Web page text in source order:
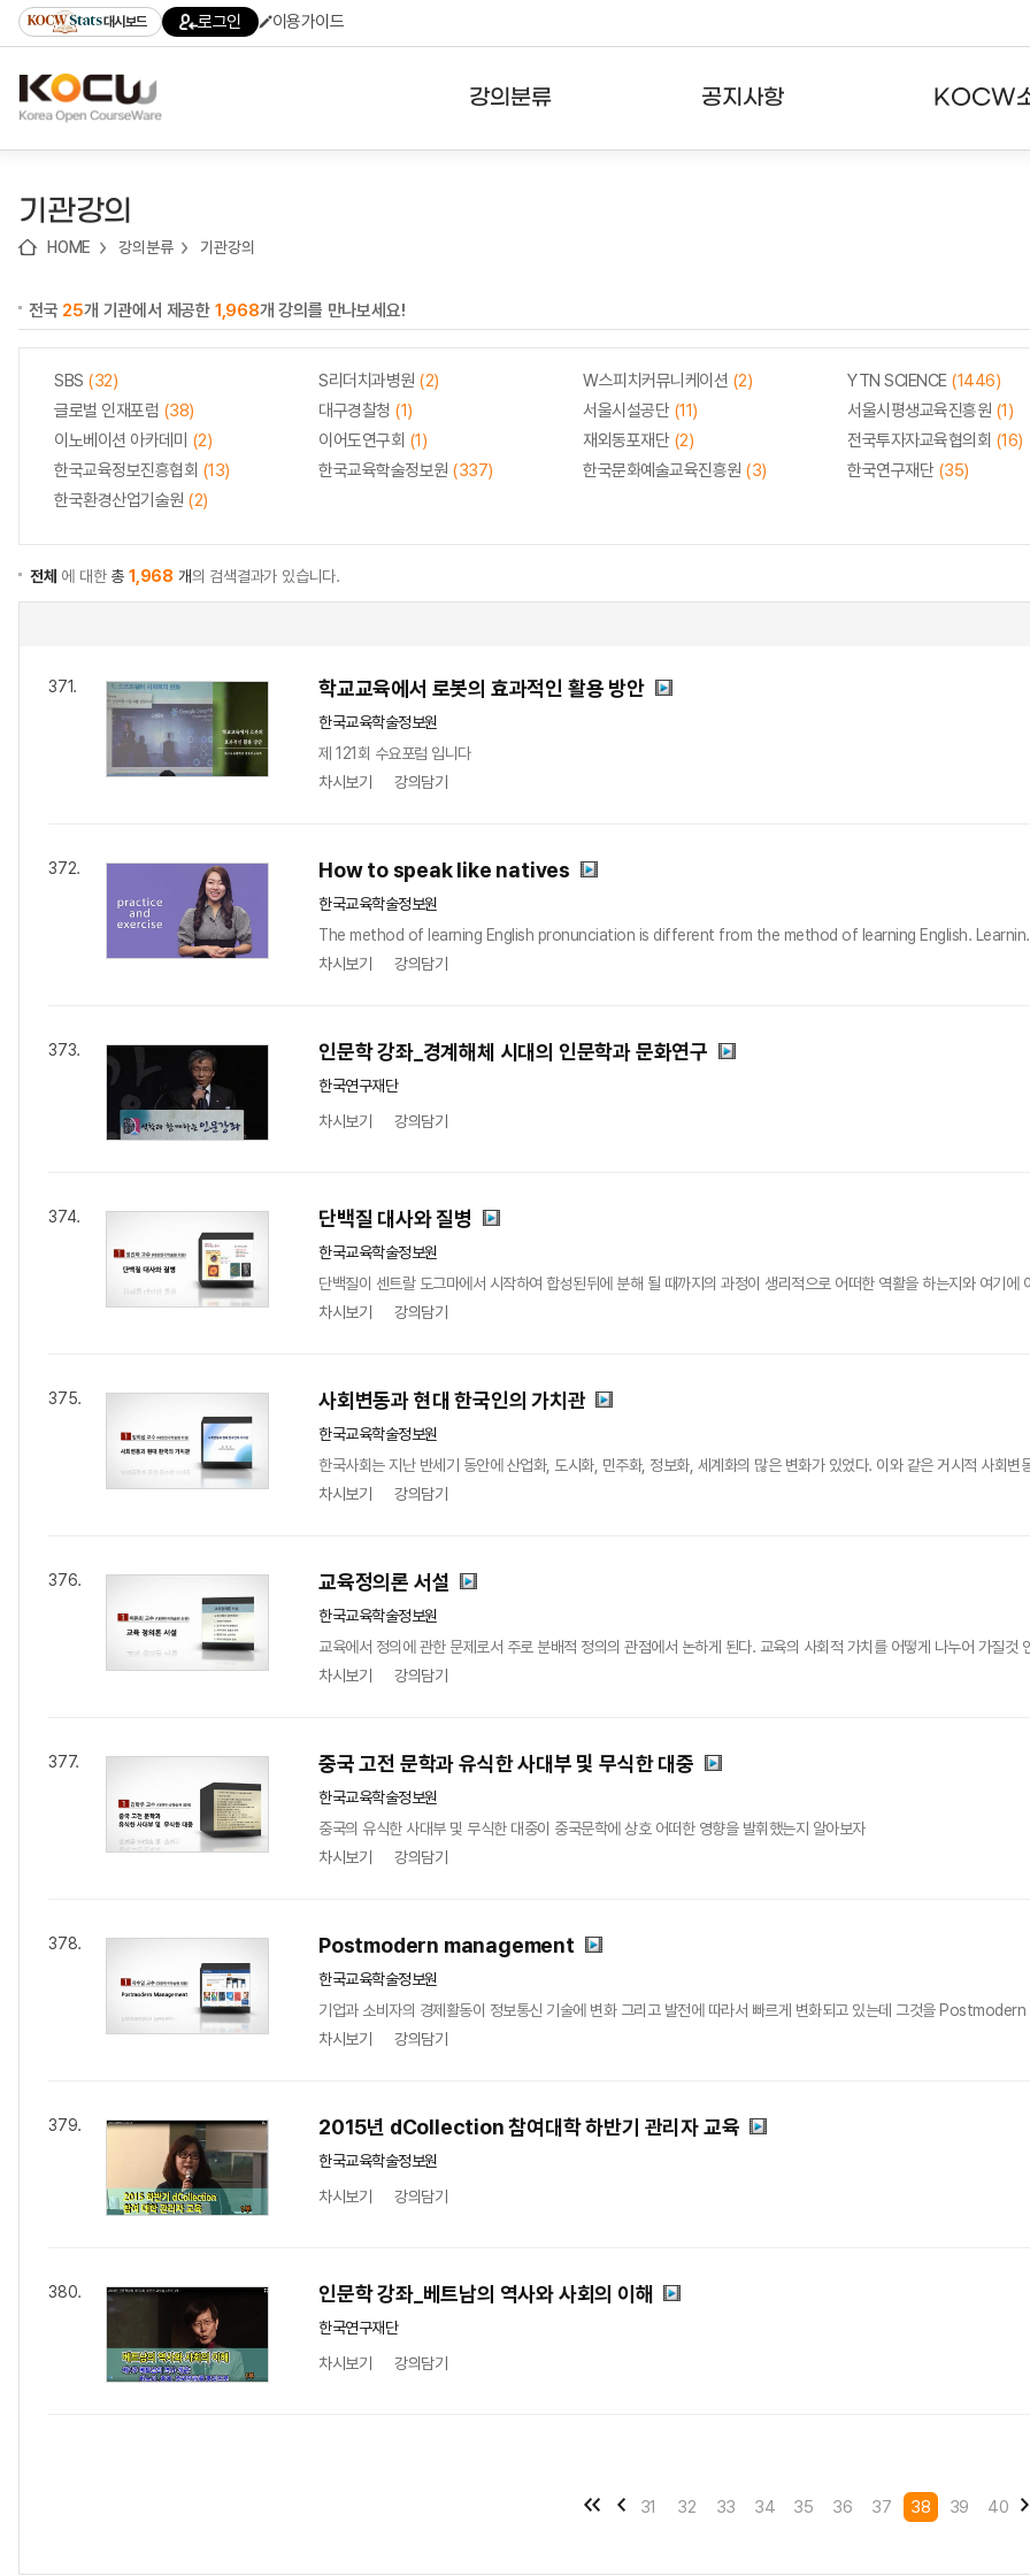
기
기
기
content)
가
대시보드 로그인 이용가이드
강의분류 공지사항 KOCW
기관강의
HOME 강의분류 기관강의
전국 25개 기관에서 제공한 1,968개 강의를 만나보세요!
SBS (32) S리더치과병원 (2) W스피치커뮤니케이션 (2) YTN SCIENCE (1446)
글로벌 인재포럼 (38) 대구경찰청 (1) 서울시설공단 (11) 서울시평생교육진흥원 (1)
이노베이션 아카데미 (2) 이어도연구회 (1) 재외동포재단 (2) 전국투자자교육협의회 (16)
한국교육정보진흥협회 (13) 한국교육학술정보원 (337) 한국문화예술교육진흥원 (3) 한국연구재단 (35)
한국환경산업기술원 (2)
전체 에 대한총1,968 개의 검색결과가 있습니다.
371. 학교교육에서 로봇의 효과적인 활용 방안
한국교육학술정보원
제 121회 수요포럼 입니다
차시보기
강의담기
372. How to speak like natives
한국교육학술정보원
The method of learning English pronunciation is different from the method of learning English.
차시보기
강의담기
373. 인문학 강좌_경계해체 시대의 인문학과 문화연구
한국연구재단
차시보기
강의담기
374. 단백질 대사와 질병
한국교육학술정보원
단백질이 센트랄 도그마에서 시작하여 합성된뒤에 분해 될 때까지의 과정이 생리적으로 어떠한 역활을 하는지와 여기
차시보기
강의담기
375. 사회변동과 현대 한국인의 가치관
한국교육학술정보원
한국사회는 지난 반세기 동안에 산업화, 도시화, 민주화, 정보화, 세계화의 많은 변화가 있었다. 이와 같은 거시적 사회
차시보기
강의담기
376. 교육정의론 서설
한국교육학술정보원
교육에서 정의에 관한 문제로서 주로 분배적 정의의 관점에서 논하게 된다. 교육의 사회적 가치를 어떻게 나누어 가질
차시보기
강의담기
377. 중국 고전 문학과 유식한 사대부 및 무식한 대중
한국교육학술정보원
중국의 유식한 사대부 및 무식한 대중이 중국문학에 상호 어떠한 영향을 발휘했는지 알아보자
차시보기
강의담기
378. Postmodern management
한국교육학술정보원
기업과 소비자의 경제활동이 정보통신 기술에 변화 그리고 발전에 따라서 빠르게 변화되고 있는데 그것을
차시보기
강의담기
379. 2015년 dCollection 참여대학 하반기 관리자 교육
한국교육학술정보원
차시보기
강의담기
380. 인문학 강좌_베트남의 역사와 사회의 이해
한국연구재단
차시보기
강의담기
31 32 33 34 35 36 37 38 39 40